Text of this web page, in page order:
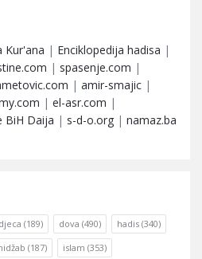
Kur'ana | Enciklopedija hadisa |
| spasenje.com |
| amir-smajic |
| el-asr.com |
BiH Daija | s-d-o.org | namaz.ba
djeca (189) dova (490) hadis (340)
(187) islam (353)